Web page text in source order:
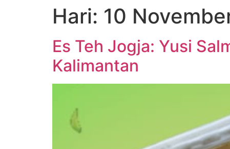
Hari: 10
Es Teh Jogja: Yusi
Kalimantan